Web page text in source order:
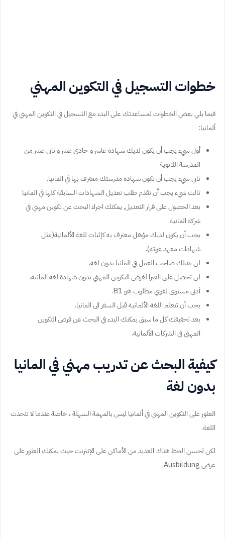
خطوات التسجيل في التكوين المهني
فيما يلي بعض الخطوات لمساعدتك على البدء مع التسجيل في التكوين المهني في
ألمانيا:
أول شيء يجب أن يكون لديك شهادة عاشر و حادي عشر و ثاني عشر من
المدرسة الثانوية
ثاني شيء يجب أن تكون شهادة مدرستك معترف بها في المانيا.
ثالث شيء يجب أن تقدم طلب تعديل الشهادات السابقة كلها في المانيا
بعد الحصول على قرار التعديل, يمكنك اجراء البحث عن تكوين مهني في
شركة المانية.
يجب أن يكون لديك مؤهل معترف به كإثبات للغة الألمانية(مثل
شهادات معهد غوته).
لن يقبلك صاحب العمل في المانيا بدون لغة.
لن تحصل على الفيزا لغرض التكوين المهني بدون شهادة لغة المانية.
أدنى مستوى لغوي مطلوب هو B1.
يجب أن تتعلم اللغة الألمانية قبل السفر الى المانيا.
بعد تحقيقك كل ما سبق يمكنك البدء في البحث عن فرص التكوين
المهني في الشركات الألمانية.
كيفية البحث عن تدريب مهني في المانيا
بدون لغة
العثور على التكوين المهني في ألمانيا ليس بالمهمة السهلة ، خاصة عندما لا تتحدث
اللغة.
لكن لحسن الحظ هناك العديد من الأماكن على الإنترنت حيث يمكنك العثور على
عرض Ausbildung.